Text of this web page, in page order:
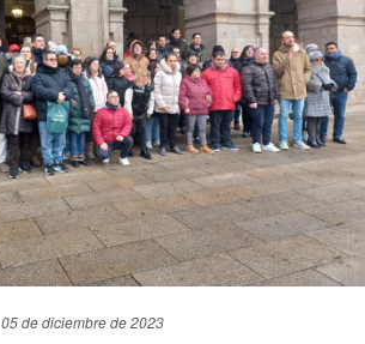
05 de diciembre de 2023